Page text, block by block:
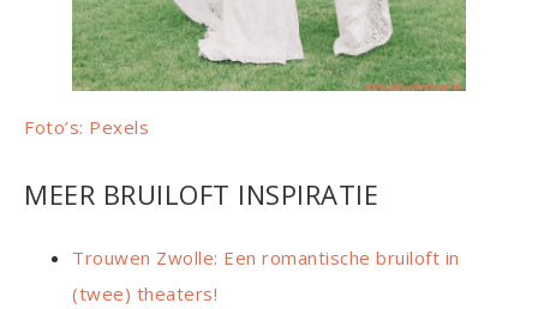
Foto’s: Pexels
MEER BRUILOFT INSPIRATIE
Trouwen Zwolle: Een romantische bruiloft in
(twee) theaters!